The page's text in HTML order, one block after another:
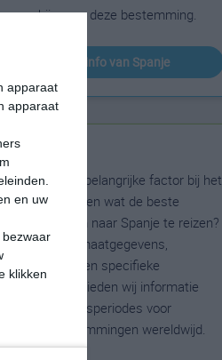
apparaat
apparaat
en uw
klikken
voor deze bestemming.
klimaatinfo van Spanje
reistijd
weer is een belangrijke factor bij het
Wil je weten wat de beste
zijn om naar Spanje te reizen?
basis van klimaatgegevens,
en specifieke
bieden wij informatie
de beste reisperiodes voor
bestemmingen wereldwijd.